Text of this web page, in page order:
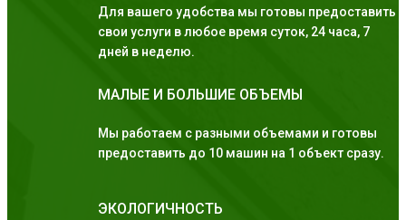
Для вашего удобства мы готовы предоставить
свои услуги в любое время суток, 24 часа, 7
дней в неделю.
МАЛЫЕ И БОЛЬШИЕ ОБЪЕМЫ
Мы работаем с разными объемами и готовы
предоставить до 10 машин на 1 объект сразу.
ЭКОЛОГИЧНОСТЬ